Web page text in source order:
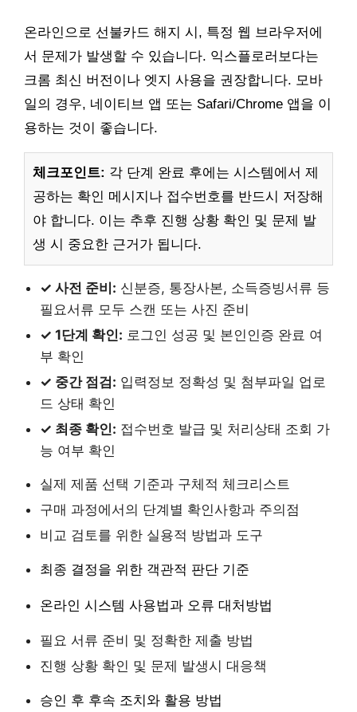
온라인으로 선불카드 해지 시, 특정 웹 브라우저에
서 문제가 발생할 수 있습니다. 익스플로러보다는
크롬 최신 버전이나 엣지 사용을 권장합니다. 모바
일의 경우, 네이티브 앱 또는 Safari/Chrome 앱을 이
용하는 것이 좋습니다.
체크포인트: 각 단계 완료 후에는 시스템에서 제
공하는 확인 메시지나 접수번호를 반드시 저장해
야 합니다. 이는 추후 진행 상황 확인 및 문제 발
생 시 중요한 근거가 됩니다.
✓ 사전 준비: 신분증, 통장사본, 소득증빙서류 등
필요서류 모두 스캔 또는 사진 준비
✓ 1단계 확인: 로그인 성공 및 본인인증 완료 여
부 확인
✓ 중간 점검: 입력정보 정확성 및 첨부파일 업로
드 상태 확인
✓ 최종 확인: 접수번호 발급 및 처리상태 조회 가
능 여부 확인
실제 제품 선택 기준과 구체적 체크리스트
구매 과정에서의 단계별 확인사항과 주의점
비교 검토를 위한 실용적 방법과 도구
최종 결정을 위한 객관적 판단 기준
온라인 시스템 사용법과 오류 대처방법
필요 서류 준비 및 정확한 제출 방법
진행 상황 확인 및 문제 발생시 대응책
승인 후 후속 조치와 활용 방법